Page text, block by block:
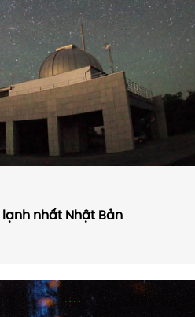
lạnh nhất Nhật Bản